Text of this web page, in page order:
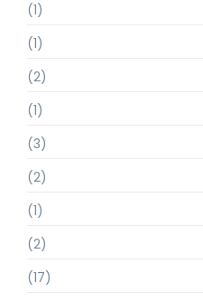
(1)
(1)
(2)
(1)
(3)
(2)
(1)
(2)
(17)